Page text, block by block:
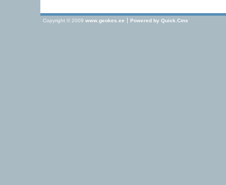
Copyright © 2009 www.geokes.ee Powered by Quick.Cms